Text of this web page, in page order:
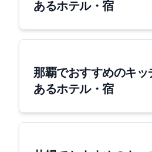
あるホテル・宿
那覇でおすすめのキ
あるホテル・宿